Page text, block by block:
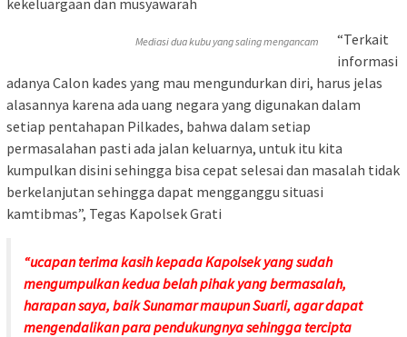
Mediasi dua kubu yang saling mengancam
“Terkait
informasi
adanya Calon kades yang mau mengundurkan diri, harus jelas
alasannya karena ada uang negara yang digunakan dalam
setiap pentahapan Pilkades, bahwa dalam setiap
permasalahan pasti ada jalan keluarnya, untuk itu kita
kumpulkan disini sehingga bisa cepat selesai dan masalah tidak
berkelanjutan sehingga dapat mengganggu situasi
kamtibmas”, Tegas Kapolsek Grati
“ucapan terima kasih kepada Kapolsek yang sudah
mengumpulkan kedua belah pihak yang bermasalah,
harapan saya, baik Sunamar maupun Suarli, agar dapat
mengendalikan para pendukungnya sehingga tercipta